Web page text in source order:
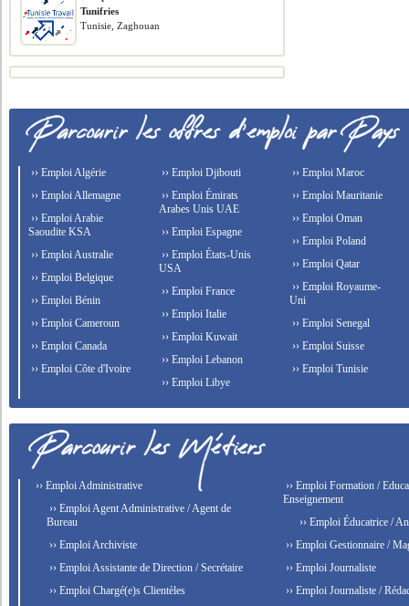
Tunifries
Tunisie, Zaghouan
›› Emploi Algérie
›› Emploi Allemagne
›› Emploi Arabie
Saoudite KSA
›› Emploi Australie
›› Emploi Belgique
›› Emploi Bénin
›› Emploi Cameroun
›› Emploi Canada
›› Emploi Côte d'Ivoire
›› Emploi Djibouti
›› Emploi Émirats
Arabes Unis UAE
›› Emploi Espagne
›› Emploi États-Unis
USA
›› Emploi France
›› Emploi Italie
›› Emploi Kuwait
›› Emploi Lebanon
›› Emploi Libye
›› Emploi Maroc
›› Emploi Mauritanie
›› Emploi Oman
›› Emploi Poland
›› Emploi Qatar
›› Emploi Royaume-
Uni
›› Emploi Senegal
›› Emploi Suisse
›› Emploi Tunisie
›› Emploi Administrative
›› Emploi Agent Administrative / Agent de
Bureau
›› Emploi Archiviste
›› Emploi Assistante de Direction / Secrétaire
›› Emploi Chargé(e)s Clientèles
›› Emploi Formation /
Enseignement
›› Emploi Éducatrice /
›› Emploi Gestionnaire /
›› Emploi Journaliste
›› Emploi Journaliste /